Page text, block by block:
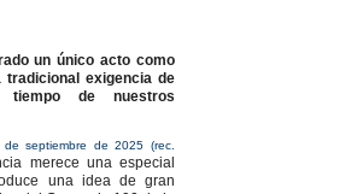
un único acto como
exigencia de
de nuestros
septiembre de 2025 (rec.
merece una especial
una idea de gran